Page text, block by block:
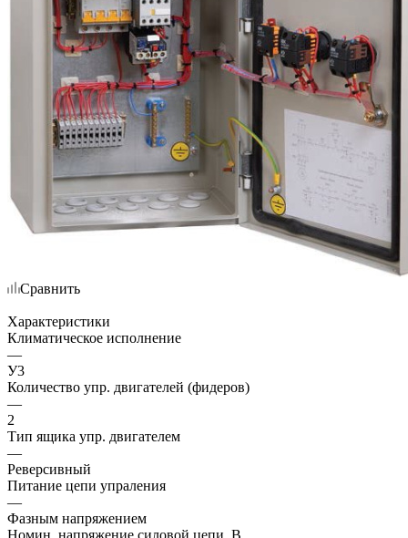
Сравнить
Характеристики
Климатическое исполнение
—
У3
Количество упр. двигателей (фидеров)
—
2
Тип ящика упр. двигателем
—
Реверсивный
Питание цепи упраления
—
Фазным напряжением
Номин. напряжение силовой цепи, В